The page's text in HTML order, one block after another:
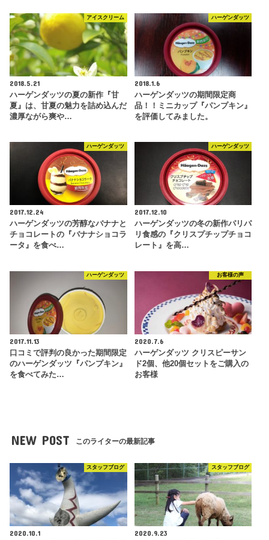
アイスクリーム
2018.5.21
ハーゲンダッツの夏の新作『甘
夏』は、甘夏の魅力を詰め込んだ
濃厚ながら爽や…
ハーゲンダッツ
2018.1.6
ハーゲンダッツの期間限定商
品！！ミニカップ『パンプキン』
を評価してみました。
ハーゲンダッツ
2017.12.24
ハーゲンダッツの芳醇なバナナと
チョコレートの『バナナショコラ
ータ』を食べ…
ハーゲンダッツ
2017.12.10
ハーゲンダッツの冬の新作パリパ
リ食感の『クリスプチップチョコ
レート』を高…
ハーゲンダッツ
2017.11.13
口コミで評判の良かった期間限定
のハーゲンダッツ『パンプキン』
を食べてみた…
お客様の声
2020.7.6
ハーゲンダッツ クリスピーサン
ド2個、他20個セットをご購入の
お客様
NEW POST このライターの最新記事
スタッフブログ
2020.10.1
スタッフブログ
2020.9.23